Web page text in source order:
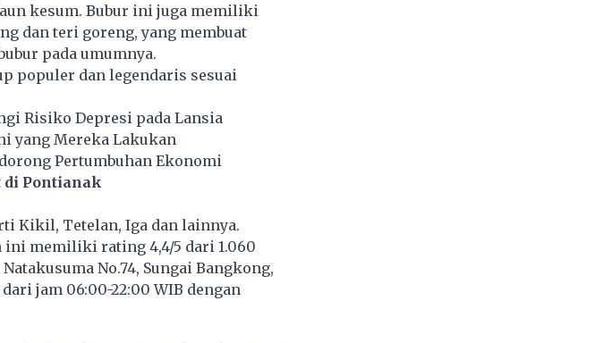
kesum. Bubur ini juga memiliki
dan teri goreng, yang membuat
pada umumnya.
populer dan legendaris sesuai
Risiko Depresi pada Lansia
yang Mereka Lakukan
Pertumbuhan Ekonomi
di Pontianak
Kikil, Tetelan, Iga dan lainnya.
memiliki rating 4,4/5 dari 1.060
No.74, Sungai Bangkong,
jam 06:00-22:00 WIB dengan